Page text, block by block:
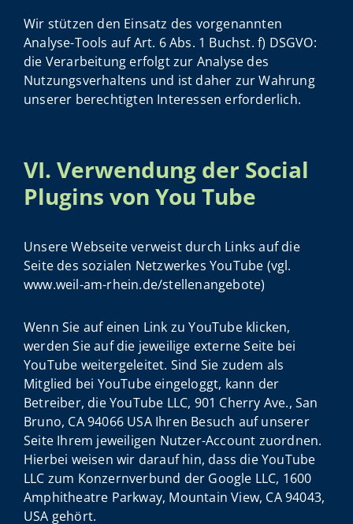
Wir stützen den Einsatz des vorgenannten
Analyse-Tools auf Art. 6 Abs. 1 Buchst. f) DSGVO:
die Verarbeitung erfolgt zur Analyse des
Nutzungsverhaltens und ist daher zur Wahrung
unserer berechtigten Interessen erforderlich.
VI. Verwendung der Social
Plugins von You Tube
Unsere Webseite verweist durch Links auf die
Seite des sozialen Netzwerkes YouTube (vgl.
www.weil-am-rhein.de/stellenangebote)
Wenn Sie auf einen Link zu YouTube klicken,
werden Sie auf die jeweilige externe Seite bei
YouTube weitergeleitet. Sind Sie zudem als
Mitglied bei YouTube eingeloggt, kann der
Betreiber, die YouTube LLC, 901 Cherry Ave., San
Bruno, CA 94066 USA Ihren Besuch auf unserer
Seite Ihrem jeweiligen Nutzer-Account zuordnen.
Hierbei weisen wir darauf hin, dass die YouTube
LLC zum Konzernverbund der Google LLC, 1600
Amphitheatre Parkway, Mountain View, CA 94043,
USA gehört.